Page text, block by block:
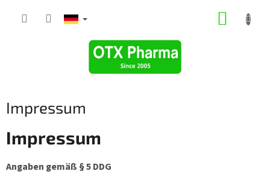
Impressum
Impressum
Angaben gemäß § 5 DDG